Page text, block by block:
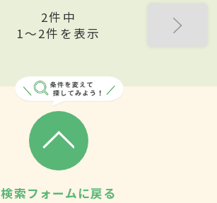
2件中
1〜2件を表示
検索フォームに戻る